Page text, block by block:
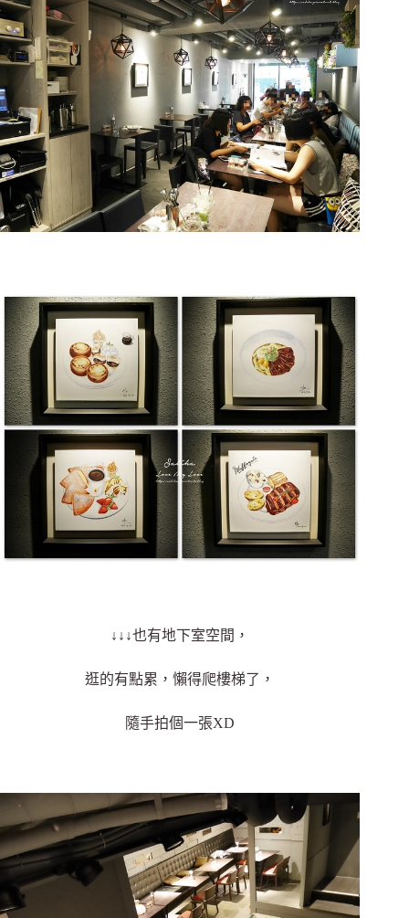
↓↓↓也有地下室空間，
逛的有點累，懶得爬樓梯了，
隨手拍個一張XD